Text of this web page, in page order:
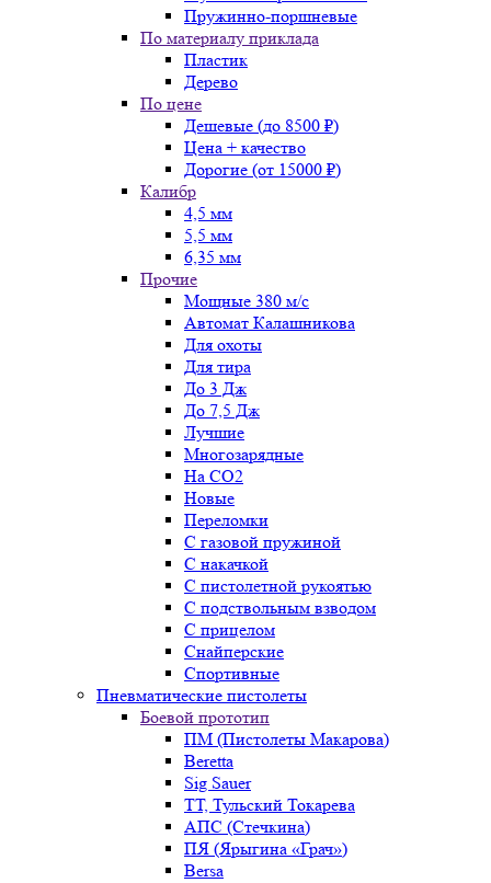
Пружинно-поршневые
По материалу приклада
Пластик
Дерево
По цене
Дешевые (до 8500 ₽)
Цена + качество
Дорогие (от 15000 ₽)
Калибр
4,5 мм
5,5 мм
6,35 мм
Прочие
Мощные 380 м/с
Автомат Калашникова
Для охоты
Для тира
До 3 Дж
До 7,5 Дж
Лучшие
Многозарядные
На CO2
Новые
Переломки
С газовой пружиной
С накачкой
С пистолетной рукоятью
С подствольным взводом
С прицелом
Снайперские
Спортивные
Пневматические пистолеты
Боевой прототип
ПМ (Пистолеты Макарова)
Beretta
Sig Sauer
ТТ, Тульский Токарева
АПС (Стечкина)
ПЯ (Ярыгина «Грач»)
Bersa